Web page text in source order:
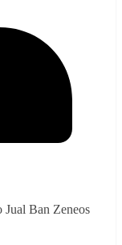
Ban Zeneos